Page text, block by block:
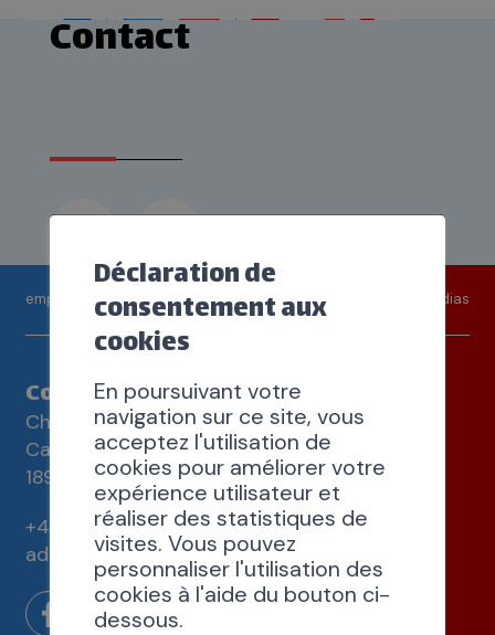
Contact
Médias
1 2
emploi contact médias
Commune de Saint-Maurice
Chemin de la Tuilerie 3
Case postale 83
1890 Saint-Maurice
+41 24 486 60 60
administration@st-maurice.ch
Déclaration de
consentement aux
cookies
En poursuivant votre
navigation sur ce site, vous
acceptez l'utilisation de
cookies pour améliorer votre
expérience utilisateur et
réaliser des statistiques de
visites. Vous pouvez
personnaliser l'utilisation des
cookies à l'aide du bouton ci-
dessous.